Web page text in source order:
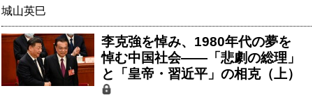
城山英巳
李克強を悼み、1980年代の夢を
悼む中国社会――「悲劇の総理」
と「皇帝・習近平」の相克（上）